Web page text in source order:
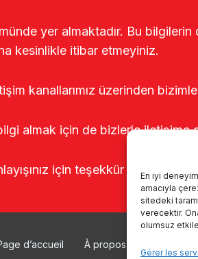
En iyi
amacıyla
sitedeki
verecektir.
olumsuz
Gérer les
yer almaktadır. Bu bilgilerin
kesinlikle itibar etmeyiniz.
kanallarımız üzerinden
almak için de bizlerle iletişime
için teşekkür ederiz.
d’accueil À propos de nous